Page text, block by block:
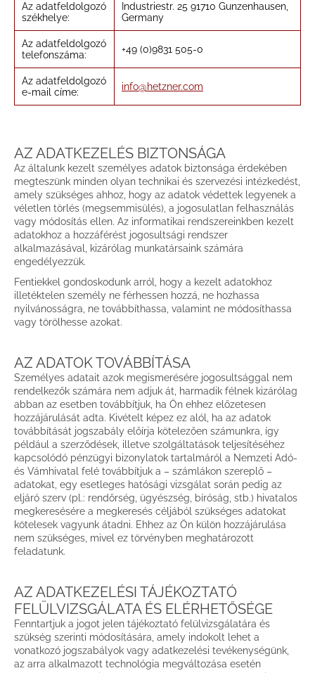
Az adatfeldolgozó
székhelye:
Industriestr. 25 91710 Gunzenhausen,
Germany
Az adatfeldolgozó
telefonszáma:
+49 (0)9831 505-0
Az adatfeldolgozó
e-mail címe:
info@hetzner.com
AZ ADATKEZELÉS BIZTONSÁGA
Az általunk kezelt személyes adatok biztonsága érdekében
megteszünk minden olyan technikai és szervezési intézkedést,
amely szükséges ahhoz, hogy az adatok védettek legyenek a
véletlen törlés (megsemmisülés), a jogosulatlan felhasználás
vagy módosítás ellen. Az informatikai rendszereinkben kezelt
adatokhoz a hozzáférést jogosultsági rendszer
alkalmazásával, kizárólag munkatársaink számára
engedélyezzük.
Fentiekkel gondoskodunk arról, hogy a kezelt adatokhoz
illetéktelen személy ne férhessen hozzá, ne hozhassa
nyilvánosságra, ne továbbíthassa, valamint ne módosíthassa
vagy törölhesse azokat.
AZ ADATOK TOVÁBBÍTÁSA
Személyes adatait azok megismerésére jogosultsággal nem
rendelkezők számára nem adjuk át, harmadik félnek kizárólag
abban az esetben továbbítjuk, ha Ön ehhez előzetesen
hozzájárulását adta. Kivételt képez ez alól, ha az adatok
továbbítását jogszabály előírja kötelezően számunkra, így
például a szerződések, illetve szolgáltatások teljesítéséhez
kapcsolódó pénzügyi bizonylatok tartalmáról a Nemzeti Adó-
és Vámhivatal felé továbbítjuk a – számlákon szereplő –
adatokat, egy esetleges hatósági vizsgálat során pedig az
eljáró szerv (pl.: rendőrség, ügyészség, bíróság, stb.) hivatalos
megkeresésére a megkeresés céljából szükséges adatokat
kötelesek vagyunk átadni. Ehhez az Ön külön hozzájárulása
nem szükséges, mivel ez törvényben meghatározott
feladatunk.
AZ ADATKEZELÉSI TÁJÉKOZTATÓ
FELÜLVIZSGÁLATA ÉS ELÉRHETŐSÉGE
Fenntartjuk a jogot jelen tájékoztató felülvizsgálatára és
szükség szerinti módosítására, amely indokolt lehet a
vonatkozó jogszabályok vagy adatkezelési tevékenységünk,
az arra alkalmazott technológia megváltozása esetén